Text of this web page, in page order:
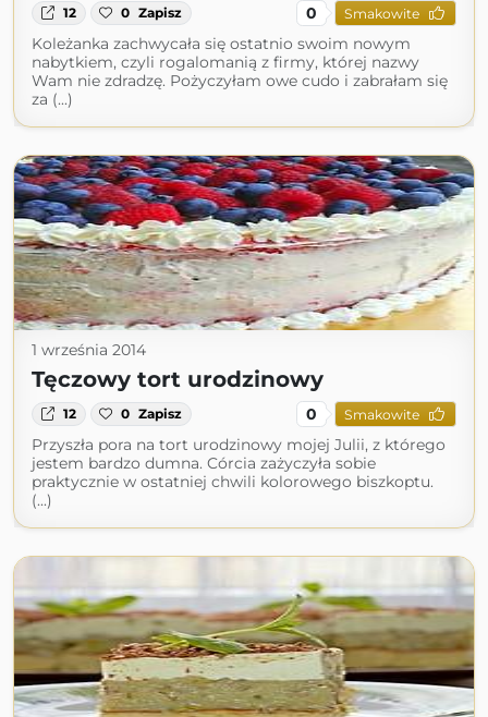
12 0 Zapisz 0 Smakowite
Koleżanka zachwycała się ostatnio swoim nowym
nabytkiem, czyli rogalomanią z firmy, której nazwy
Wam nie zdradzę. Pożyczyłam owe cudo i zabrałam się
za (...)
1 września 2014
Tęczowy tort urodzinowy
12 0 Zapisz 0 Smakowite
Przyszła pora na tort urodzinowy mojej Julii, z którego
jestem bardzo dumna. Córcia zażyczyła sobie
praktycznie w ostatniej chwili kolorowego biszkoptu.
(...)